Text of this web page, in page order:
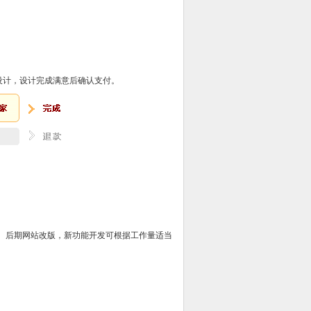
，设计完成满意后确认支付。
期网站改版，新功能开发可根据工作量适当